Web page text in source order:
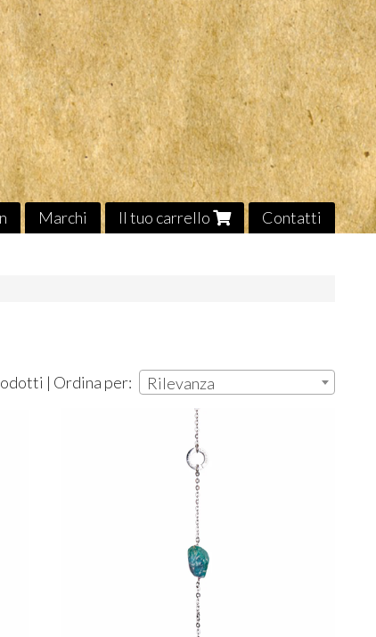
Marchi Il tuo carrello Contatti
| Ordina per: Rilevanza